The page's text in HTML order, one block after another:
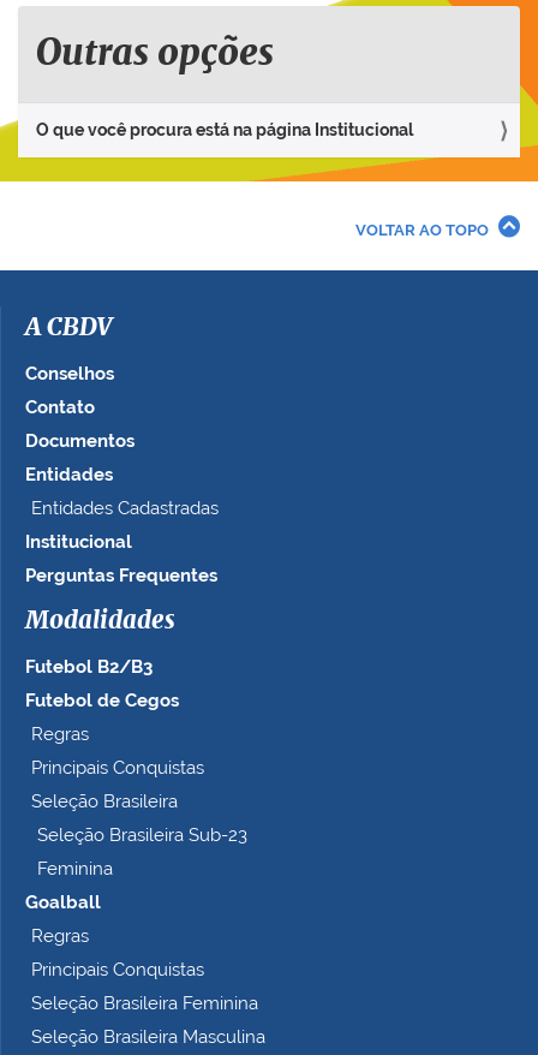
Outras opções
O que você procura está na página Institucional
VOLTAR AO TOPO
A CBDV
Conselhos
Contato
Documentos
Entidades
Entidades Cadastradas
Institucional
Perguntas Frequentes
Modalidades
Futebol B2/B3
Futebol de Cegos
Regras
Principais Conquistas
Seleção Brasileira
Seleção Brasileira Sub-23
Feminina
Goalball
Regras
Principais Conquistas
Seleção Brasileira Feminina
Seleção Brasileira Masculina